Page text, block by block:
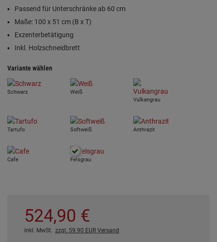
Passend für Unterschränke ab 60 cm
Maße: 100 x 51 cm (B x T)
Exzenterbetätigung
Inkl. Holzschneidbrett
Variante wählen
Schwarz
Weiß
Vulkangrau
Tartufo Softweiß Anthrazit
Cafe Felsgrau
524,90 €
inkl. MwSt. zzgl. 59.90 EUR Versand